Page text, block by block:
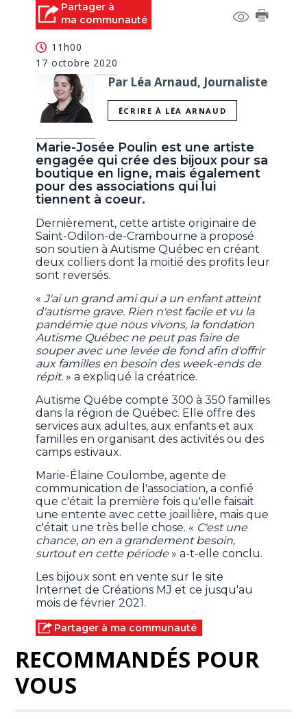
Partager à
ma communauté
11h00
17 octobre 2020
Par Léa Arnaud, Journaliste
ÉCRIRE À LÉA ARNAUD
Marie-Josée Poulin est une artiste
engagée qui crée des bijoux pour sa
boutique en ligne, mais également
pour des associations qui lui
tiennent à coeur.
Dernièrement, cette artiste originaire de
Saint-Odilon-de-Crambourne a proposé
son soutien à Autisme Québec en créant
deux colliers dont la moitié des profits leur
sont reversés.
«J'ai un grand ami qui a un enfant atteint
d'autisme grave. Rien n'est facile et vu la
pandémie que nous vivons, la fondation
Autisme Québec ne peut pas faire de
souper avec une levée de fond afin d'offrir
aux familles en besoin des week-ends de
répit.» a expliqué la créatrice.
Autisme Québe compte 300 à 350 familles
dans la région de Québec. Elle offre des
services aux adultes, aux enfants et aux
familles en organisant des activités ou des
camps estivaux.
Marie-Élaine Coulombe, agente de
communication de l'association, a confié
que c'était la première fois qu'elle faisait
une entente avec cette joaillière, mais que
c'était une très belle chose. « C'est une
chance, on en a grandement besoin,
surtout en cette période» a-t-elle conclu.
Les bijoux sont en vente sur le site
Internet de Créations MJ et ce jusqu'au
mois de février 2021.
Partager à ma communauté
RECOMMANDÉS POUR
VOUS